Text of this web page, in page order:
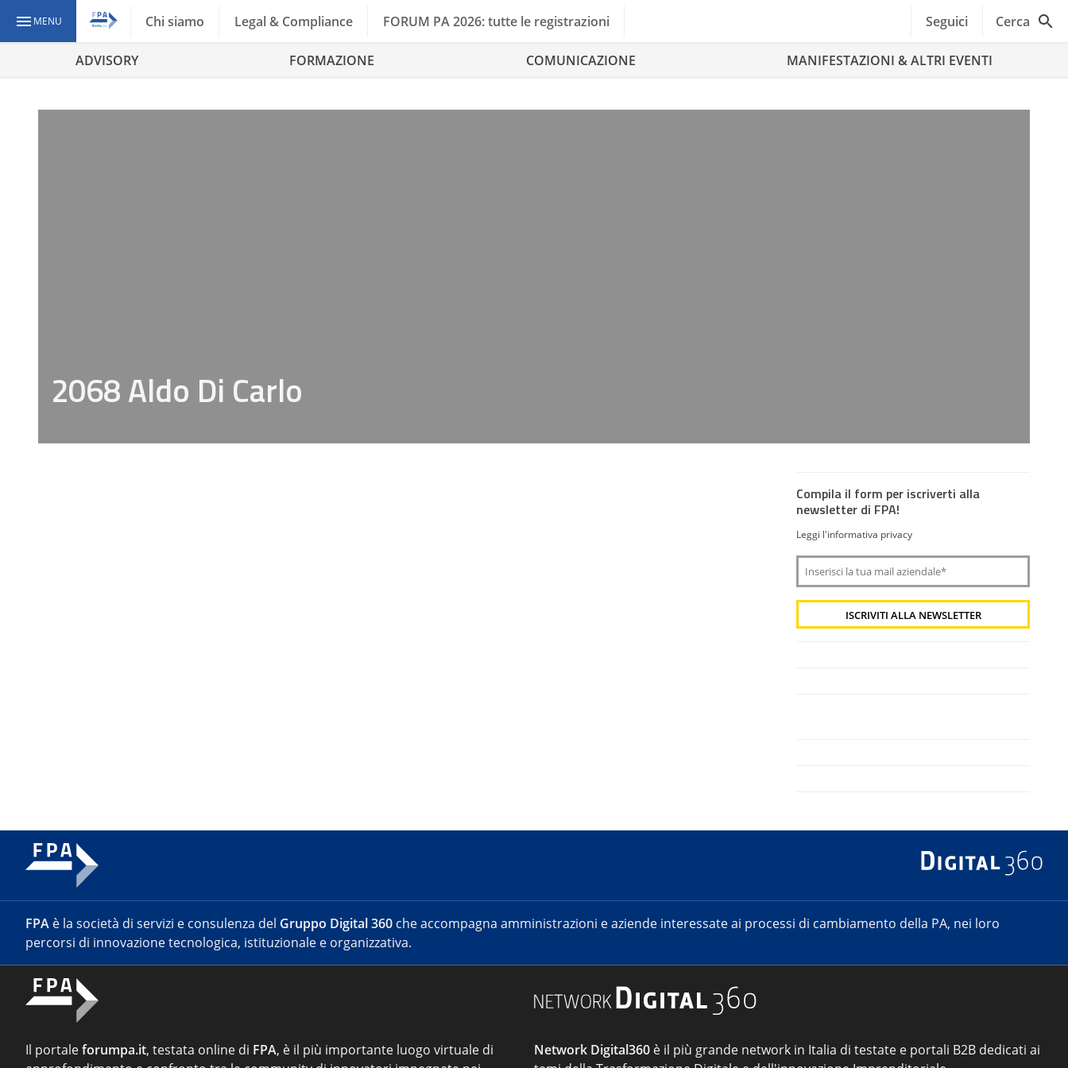
MENU Chi siamo Legal & Compliance FORUM PA 2026: tutte le registrazioni Seguici Cerca
ADVISORY FORMAZIONE COMUNICAZIONE MANIFESTAZIONI & ALTRI EVENTI
2068 Aldo Di Carlo
Compila il form per iscriverti alla
newsletter di FPA!
Leggi l'informativa privacy
FPA è la società di servizi e consulenza del Gruppo Digital 360 che accompagna amministrazioni e aziende interessate ai processi di cambiamento della PA, nei loro
percorsi di innovazione tecnologica, istituzionale e organizzativa.
Il portaleforumpa.it, testata online di FPA, è il più importante luogo virtuale di
Network Digital360 è il più grande network in Italia di testate e portali B2B dedicati ai